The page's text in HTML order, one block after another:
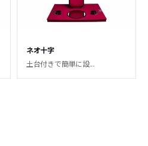
ネオ十字
土台付きで簡単に設...